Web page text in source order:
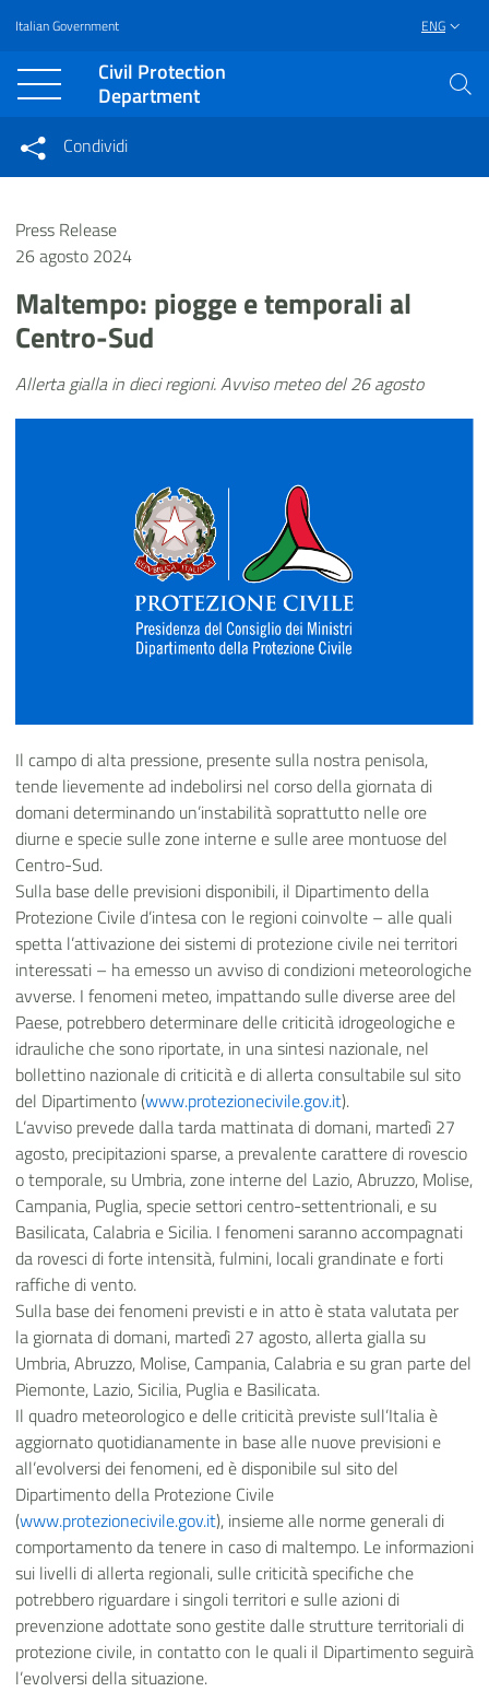
Vai al contenuto principale
Raggiungi il piè di pagina
Italian Government ENG
Civil Protection
Department
Condividi su Facebook
Condividi
Condividi sui social network
Press Release
26 agosto 2024
Maltempo: piogge e temporali al
Centro-Sud
Allerta gialla in dieci regioni. Avviso meteo del 26 agosto
Il campo di alta pressione, presente sulla nostra penisola,
tende lievemente ad indebolirsi nel corso della giornata di
domani determinando un’instabilità soprattutto nelle ore
diurne e specie sulle zone interne e sulle aree montuose del
Centro-Sud.
Sulla base delle previsioni disponibili, il Dipartimento della
Protezione Civile d’intesa con le regioni coinvolte – alle quali
spetta l’attivazione dei sistemi di protezione civile nei territori
interessati – ha emesso un avviso di condizioni meteorologiche
avverse. I fenomeni meteo, impattando sulle diverse aree del
Paese, potrebbero determinare delle criticità idrogeologiche e
idrauliche che sono riportate, in una sintesi nazionale, nel
bollettino nazionale di criticità e di allerta consultabile sul sito
del Dipartimento (www.protezionecivile.gov.it).
L’avviso prevededalla tarda mattinata di domani, martedì 27
agosto, precipitazioni sparse, a prevalente carattere di rovescio
o temporale, su Umbria, zone interne del Lazio, Abruzzo, Molise,
Campania, Puglia, specie settori centro-settentrionali, e su
Basilicata, Calabria e Sicilia. I fenomeni saranno accompagnati
da rovesci di forte intensità, fulmini, locali grandinate e forti
raffiche di vento.
Sulla base dei fenomeni previsti e in atto è stata valutata per
la giornata di domani, martedì 27 agosto, allerta gialla su
Umbria, Abruzzo, Molise, Campania, Calabria e su gran parte del
Piemonte, Lazio, Sicilia, Puglia e Basilicata.
Il quadro meteorologico e delle criticità previste sull’Italia è
aggiornato quotidianamente in base alle nuove previsioni e
all’evolversi dei fenomeni, ed è disponibile sul sito del
Dipartimento della Protezione Civile
(www.protezionecivile.gov.it), insieme alle norme generali di
comportamento da tenere in caso di maltempo. Le informazioni
sui livelli di allerta regionali, sulle criticità specifiche che
potrebbero riguardare i singoli territori e sulle azioni di
prevenzione adottate sono gestite dalle strutture territoriali di
protezione civile, in contatto con le quali il Dipartimento seguirà
l’evolversi della situazione.